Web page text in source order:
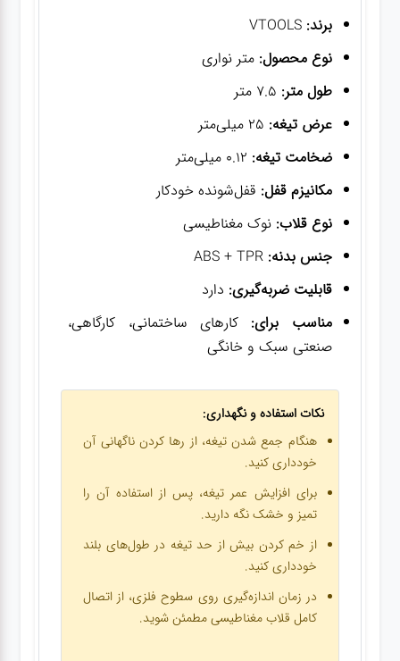
برند: VTOOLS
نوع محصول: متر نواری
طول متر:
عرض تیغه:
ضخامت تیغه:
مکانیزم قفل: قفل‌شونده خودکار
نوع قلاب: نوک مغناطیسی
جنس بدنه: ABS + TPR
قابلیت ضربه‌گیری: دارد
مناسب برای: کارهای ساختمانی، کارگاهی،
صنعتی سبک و خانگی
نکات استفاده و نگهداری:
هنگام جمع شدن تیغه، از رها کردن ناگهانی آن
خودداری کنید.
برای افزایش عمر تیغه، پس از استفاده آن را
تمیز و خشک نگه دارید.
از خم کردن بیش از حد تیغه در طول‌های بلند
خودداری کنید.
در زمان اندازه‌گیری روی سطوح فلزی، از اتصال
کامل قلاب مغناطیسی مطمئن شوید.